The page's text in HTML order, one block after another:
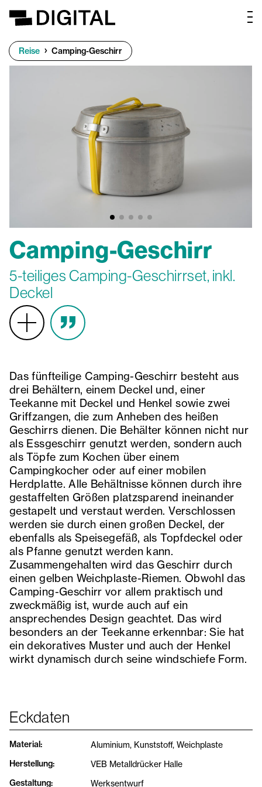
Reise Camping-Geschirr
Camping-Geschirr
5-teiliges Camping-Geschirrset, inkl.
Deckel
Das fünfteilige Camping-Geschirr besteht aus
drei Behältern, einem Deckel und, einer
Teekanne mit Deckel und Henkel sowie zwei
Griffzangen, die zum Anheben des heißen
Geschirrs dienen. Die Behälter können nicht nur
als Essgeschirr genutzt werden, sondern auch
als Töpfe zum Kochen über einem
Campingkocher oder auf einer mobilen
Herdplatte. Alle Behältnisse können durch ihre
gestaffelten Größen platzsparend ineinander
gestapelt und verstaut werden. Verschlossen
werden sie durch einen großen Deckel, der
ebenfalls als Speisegefäß, als Topfdeckel oder
als Pfanne genutzt werden kann.
Zusammengehalten wird das Geschirr durch
einen gelben Weichplaste-Riemen. Obwohl das
Camping-Geschirr vor allem praktisch und
zweckmäßig ist, wurde auch auf ein
ansprechendes Design geachtet. Das wird
besonders an der Teekanne erkennbar: Sie hat
ein dekoratives Muster und auch der Henkel
wirkt dynamisch durch seine windschiefe Form.
Eckdaten
Material: Aluminium, Kunststoff, Weichplaste
Herstellung: VEB Metalldrücker Halle
Gestaltung: Werksentwurf